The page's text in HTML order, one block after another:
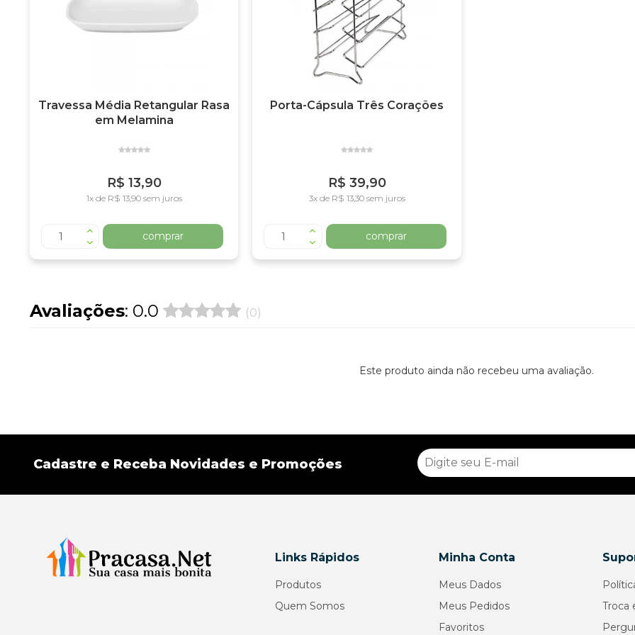
Travessa Média Retangular Rasa
em Melamina
R$ 13,90
1x de R$ 13,90 sem juros
comprar
Porta-Cápsula Três Corações
R$ 39,90
3x de R$ 13,30 sem juros
comprar
Avaliações: 0.0 (0)
Este produto ainda não recebeu uma avaliação.
Cadastre e Receba Novidades e Promoções
Links Rápidos
Produtos
Quem Somos
Minha Conta
Meus Dados
Meus Pedidos
Favoritos
Troca